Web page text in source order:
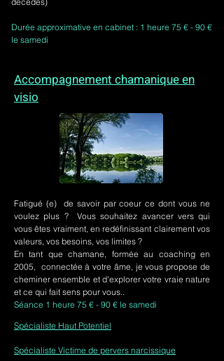
Durée approximative en cabinet : 1 heure 75 € - 90 €
le samedi
Accompagnement chamanique en
visio
Fatigué (e) de savoir par coeur ce dont vous ne
voulez plus ? Vous souhaitez avancer vers qui
vous êtes vraiment, en redéfinissant clairement vos
valeurs, vos besoins, vos limites ?
En tant que chamane, formée au coaching en
2005, connectée à votre âme, je vous propose de
cheminer ensemble et d'explorer votre vraie nature
et ce qui fait sens pour vous..
Séance 1 heure 75 € - 90 € le samedi
Spécialiste Haut Potentiel
Spécialiste Victime de pervers narcissique